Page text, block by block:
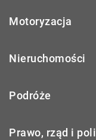
Motoryzacja
Nieruchomości
Podróże
Prawo, rząd i